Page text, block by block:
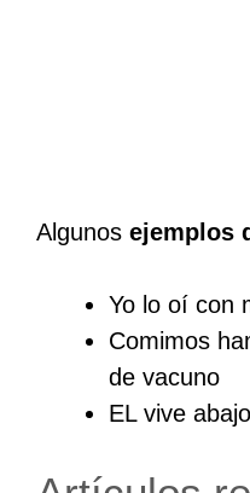
Algunos ejemplos
Yo lo oí con
Comimos
de vacuno
EL vive